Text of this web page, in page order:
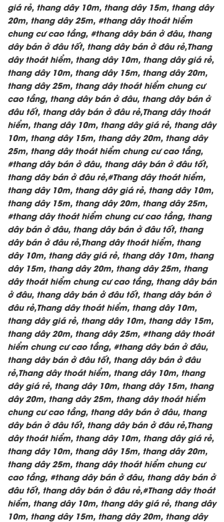
giá rẻ, thang dây 10m, thang dây 15m, thang dây
20m, thang dây 25m, #thang dây thoát hiểm
chung cư cao tầng, #thang dây bán ở đâu, thang
dây bán ở đâu tốt, thang dây bán ở đâu rẻ,Thang
dây thoát hiểm, thang dây 10m, thang dây giá rẻ,
thang dây 10m, thang dây 15m, thang dây 20m,
thang dây 25m, thang dây thoát hiểm chung cư
cao tầng, thang dây bán ở đâu, thang dây bán ở
đâu tốt, thang dây bán ở đâu rẻ,Thang dây thoát
hiểm, thang dây 10m, thang dây giá rẻ, thang dây
10m, thang dây 15m, thang dây 20m, thang dây
25m, thang dây thoát hiểm chung cư cao tầng,
#thang dây bán ở đâu, thang dây bán ở đâu tốt,
thang dây bán ở đâu rẻ,#Thang dây thoát hiểm,
thang dây 10m, thang dây giá rẻ, thang dây 10m,
thang dây 15m, thang dây 20m, thang dây 25m,
#thang dây thoát hiểm chung cư cao tầng, thang
dây bán ở đâu, thang dây bán ở đâu tốt, thang
dây bán ở đâu rẻ,Thang dây thoát hiểm, thang
dây 10m, thang dây giá rẻ, thang dây 10m, thang
dây 15m, thang dây 20m, thang dây 25m, thang
dây thoát hiểm chung cư cao tầng, thang dây bán
ở đâu, thang dây bán ở đâu tốt, thang dây bán ở
đâu rẻ,Thang dây thoát hiểm, thang dây 10m,
thang dây giá rẻ, thang dây 10m, thang dây 15m,
thang dây 20m, thang dây 25m, #thang dây thoát
hiểm chung cư cao tầng, #thang dây bán ở đâu,
thang dây bán ở đâu tốt, thang dây bán ở đâu
rẻ,Thang dây thoát hiểm, thang dây 10m, thang
dây giá rẻ, thang dây 10m, thang dây 15m, thang
dây 20m, thang dây 25m, thang dây thoát hiểm
chung cư cao tầng, thang dây bán ở đâu, thang
dây bán ở đâu tốt, thang dây bán ở đâu rẻ,Thang
dây thoát hiểm, thang dây 10m, thang dây giá rẻ,
thang dây 10m, thang dây 15m, thang dây 20m,
thang dây 25m, thang dây thoát hiểm chung cư
cao tầng, #thang dây bán ở đâu, thang dây bán ở
đâu tốt, thang dây bán ở đâu rẻ,#Thang dây thoát
hiểm, thang dây 10m, thang dây giá rẻ, thang dây
10m, thang dây 15m, thang dây 20m, thang dây